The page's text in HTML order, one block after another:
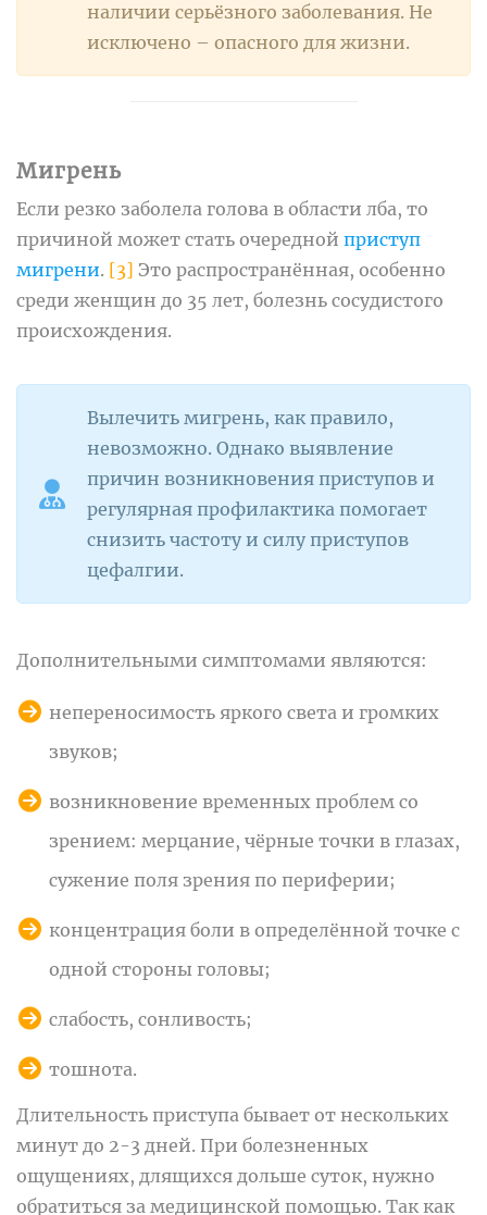
наличии серьёзного заболевания. Не
исключено – опасного для жизни.
Мигрень
Если резко заболела голова в области лба, то
причиной может стать очередной приступ
мигрени. [3] Это распространённая, особенно
среди женщин до 35 лет, болезнь сосудистого
происхождения.
Вылечить мигрень, как правило,
невозможно. Однако выявление
причин возникновения приступов и
регулярная профилактика помогает
снизить частоту и силу приступов
цефалгии.
Дополнительными симптомами являются:
непереносимость яркого света и громких
звуков;
возникновение временных проблем со
зрением: мерцание, чёрные точки в глазах,
сужение поля зрения по периферии;
концентрация боли в определённой точке с
одной стороны головы;
слабость, сонливость;
тошнота.
Длительность приступа бывает от нескольких
минут до 2-3 дней. При болезненных
ощущениях, длящихся дольше суток, нужно
обратиться за медицинской помощью. Так как